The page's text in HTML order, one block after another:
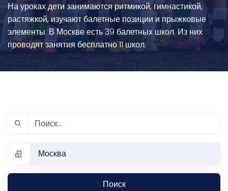
На уроках дети занимаются ритмикой, гимнастикой,
растяжкой, изучают балетные позиции и прыжковые
элементы. В Москве есть 39 балетных школ. Из них
проводят занятия бесплатно 11 школ.
Москва
Поиск